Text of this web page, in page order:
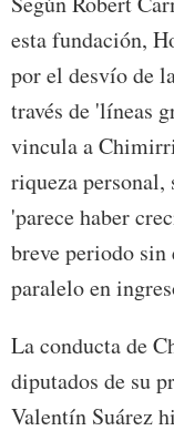
esta fundación,
por el desvío de
través de 'líneas
vincula a
riqueza
'parece haber
breve periodo
paralelo en
La conducta de
diputados de su
Valentín Suárez